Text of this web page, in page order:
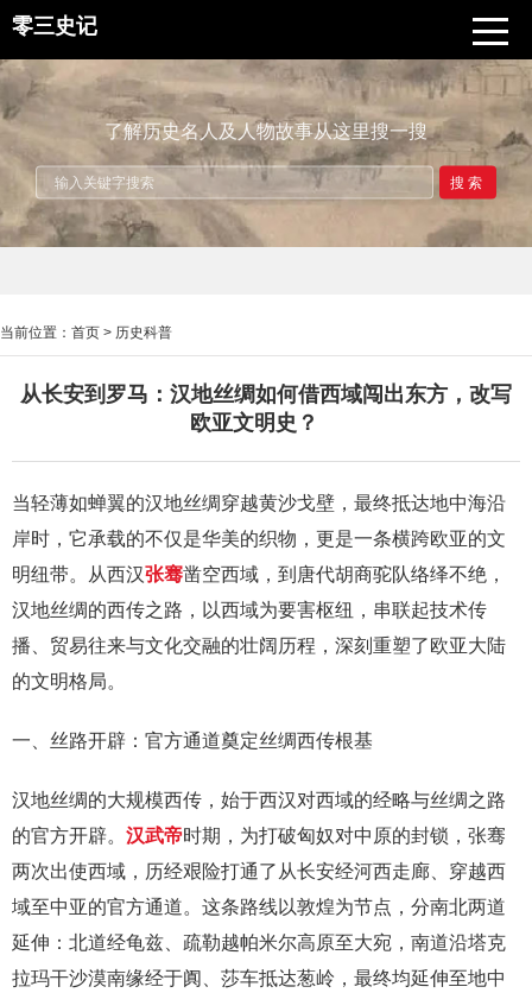
零三史记
了解历史名人及人物故事从这里搜一搜
搜索
当前位置： 首页 > 历史科普
从长安到罗马：汉地丝绸如何借西域闯出东方，改写
欧亚文明史？
当轻薄如蝉翼的汉地丝绸穿越黄沙戈壁，最终抵达地中海沿
岸时，它承载的不仅是华美的织物，更是一条横跨欧亚的文
明纽带。从西汉张骞凿空西域，到唐代胡商驼队络绎不绝，
汉地丝绸的西传之路，以西域为要害枢纽，串联起技术传
播、贸易往来与文化交融的壮阔历程，深刻重塑了欧亚大陆
的文明格局。
一、丝路开辟：官方通道奠定丝绸西传根基
汉地丝绸的大规模西传，始于西汉对西域的经略与丝绸之路
的官方开辟。 汉武帝时期，为打破匈奴对中原的封锁，张骞
两次出使西域，历经艰险打通了从长安经河西走廊、穿越西
域至中亚的官方通道。这条路线以敦煌为节点，分南北两道
延伸：北道经龟兹、疏勒越帕米尔高原至大宛，南道沿塔克
拉玛干沙漠南缘经于阗、莎车抵达葱岭，最终均延伸至地中